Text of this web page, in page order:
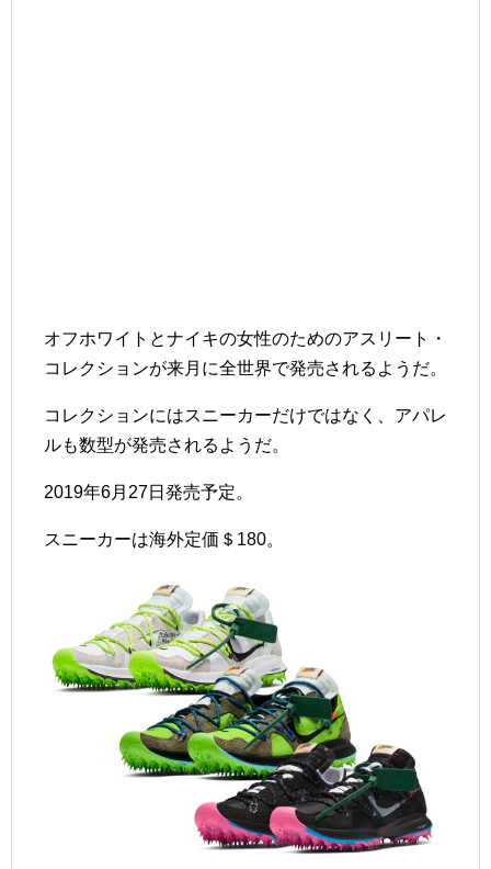
オフホワイトとナイキの女性のためのアスリート・
コレクションが来月に全世界で発売されるようだ。
コレクションにはスニーカーだけではなく、アパレ
ルも数型が発売されるようだ。
2019年6月27日発売予定。
スニーカーは海外定価＄180。